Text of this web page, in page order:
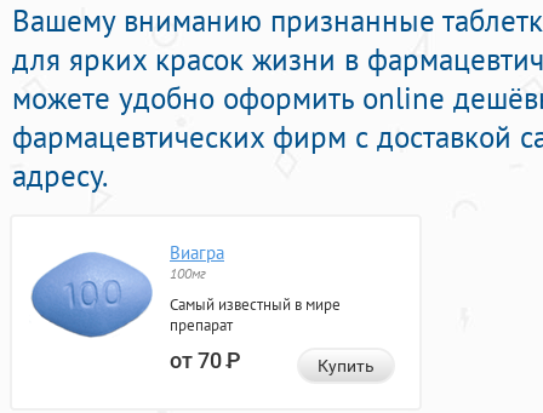
Вашему вниманию признанные
для ярких красок жизни в
можете удобно оформить online
фармацевтических фирм с доставкой
адресу.
Виагра
100мг
Самый известный в мире
препарат
от 70Р Купить